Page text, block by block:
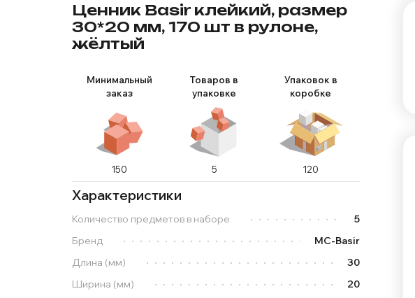
Ценник Basir клейкий, размер
30*20 мм, 170 шт в рулоне,
жёлтый
Минимальный
заказ
Товаров в
упаковке
Упаковок в
коробке
150 5 120
Характеристики
Количество предметов в наборе
5
Бренд
MC-Basir
Длина (мм)
30
Ширина (мм)
20